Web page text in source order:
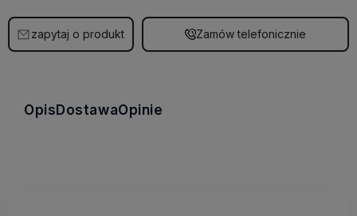
zapytaj o produkt Zamów telefonicznie
Opis DostawaOpinie